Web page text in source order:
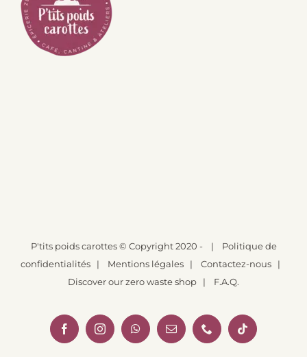
P'tits poids carottes© Copyright 2020 - | Politique de
confidentialités | Mentions légales | Contactez-nous |
Discover our zero waste shop | F.A.Q.
FacebookInstagramWhatsAppEmail TéléphoneTiktok